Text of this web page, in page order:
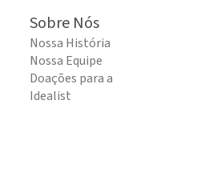
Sobre Nós
Nossa História
Nossa Equipe
Doações para a
Idealist